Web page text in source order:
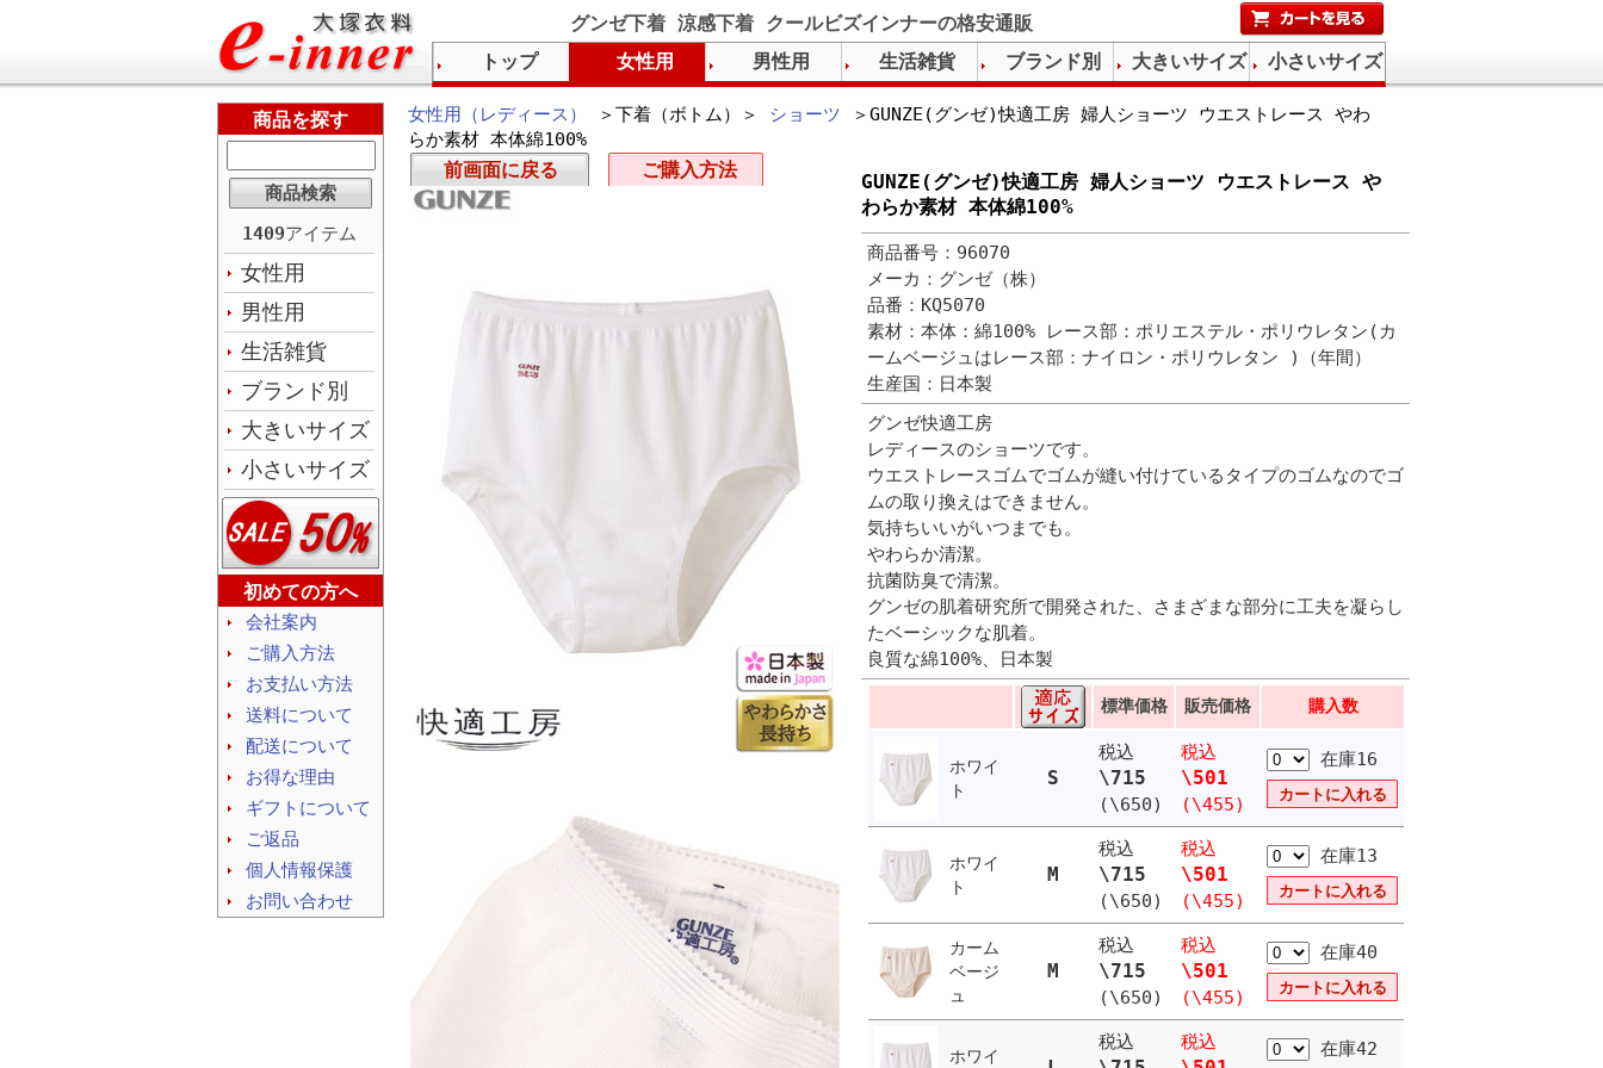
グンゼ下着 涼感下着 クールビズインナーの格安通販
女性用（レディース） ＞下着（ボトム）＞ ショーツ ＞GUNZE(グンゼ)快適工房 婦人ショーツ ウエストレース やわ
らか素材 本体綿100%
GUNZE(グンゼ)快適工房 婦人ショーツ ウエストレース や
わらか素材 本体綿100%
商品番号：96070
メーカ：グンゼ（株）
品番：KQ5070
素材：本体：綿100% レース部：ポリエステル・ポリウレタン(カ
ームベージュはレース部：ナイロン・ポリウレタン )（年間）
生産国：日本製
グンゼ快適工房
レディースのショーツです。
ウエストレースゴムでゴムが縫い付けているタイプのゴムなのでゴ
ムの取り換えはできません。
気持ちいいがいつまでも。
やわらか清潔。
抗菌防臭で清潔。
グンゼの肌着研究所で開発された、さまざまな部分に工夫を凝らし
たベーシックな肌着。
良質な綿100%、日本製
標準価格 販売価格 購入数
ホワイ
ト
S
税込
\715
(\650)
税込
\501
(\455)
在庫16
ホワイ
ト
M
税込
\715
(\650)
税込
\501
(\455)
在庫13
カーム
ベージ
ュ
M
税込
\715
(\650)
税込
\501
(\455)
在庫40
ホワイ
税込 税込 在庫42
前画面に戻る ご購入方法
商品を探す
1409アイテム
女性用
男性用
生活雑貨
ブランド別
大きいサイズ
小さいサイズ
初めての方へ
会社案内
ご購入方法
お支払い方法
送料について
配送について
お得な理由
ギフトについて
ご返品
個人情報保護
お問い合わせ
トップ 女性用 男性用 生活雑貨 ブランド別 大きいサイズ 小さいサイズ